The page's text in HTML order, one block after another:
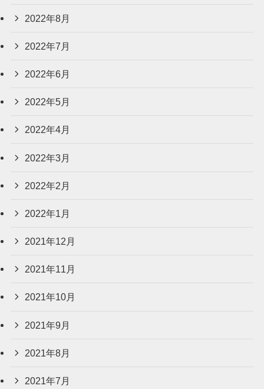
2022年8月
2022年7月
2022年6月
2022年5月
2022年4月
2022年3月
2022年2月
2022年1月
2021年12月
2021年11月
2021年10月
2021年9月
2021年8月
2021年7月